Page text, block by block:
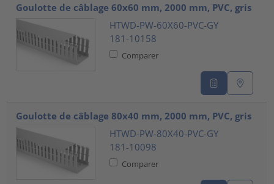
Goulotte de câblage 60x60 mm, 2000 mm, PVC, gris
HTWD-PW-60X60-PVC-GY
181-10158
Comparer
Goulotte de câblage 80x40 mm, 2000 mm, PVC, gris
HTWD-PW-80X40-PVC-GY
181-10098
Comparer